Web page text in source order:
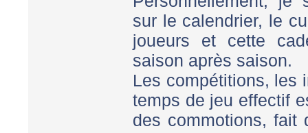
sur le calendrier, le
joueurs et cette
saison après saison.
Les compétitions, les
temps de jeu effectif
des commotions, fait